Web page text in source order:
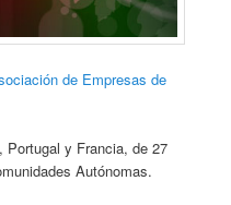
de Empresas de
Portugal y Francia, de 27
Autónomas.